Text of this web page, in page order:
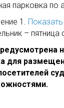
парковка по
1. Показать
– пятница
для